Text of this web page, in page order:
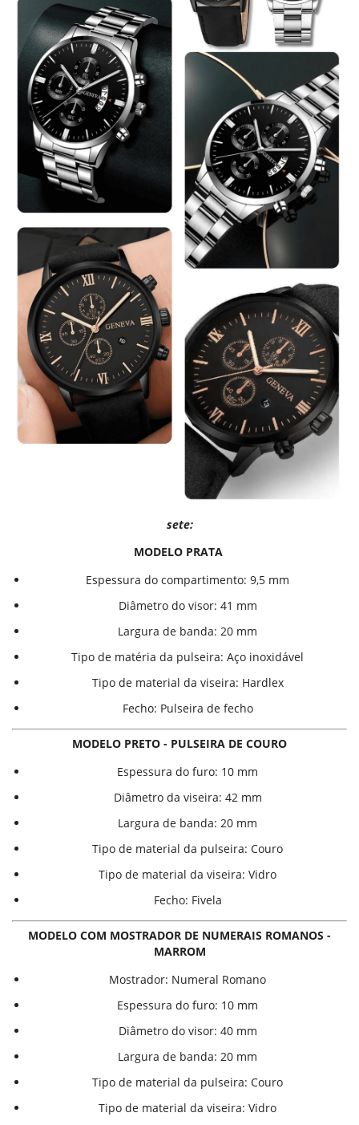
sete:
MODELO PRATA
Espessura do compartimento: 9,5 mm
Diâmetro do visor: 41 mm
Largura de banda: 20 mm
Tipo de matéria da pulseira: Aço inoxidável
Tipo de material da viseira: Hardlex
Fecho: Pulseira de fecho
MODELO PRETO - PULSEIRA DE COURO
Espessura do furo: 10 mm
Diâmetro da viseira: 42 mm
Largura de banda: 20 mm
Tipo de material da pulseira: Couro
Tipo de material da viseira: Vidro
Fecho: Fivela
MODELO COM MOSTRADOR DE NUMERAIS ROMANOS -
MARROM
Mostrador: Numeral Romano
Espessura do furo: 10 mm
Diâmetro do visor: 40 mm
Largura de banda: 20 mm
Tipo de material da pulseira: Couro
Tipo de material da viseira: Vidro